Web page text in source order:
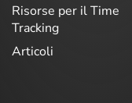
Risorse per il Time
Tracking
Articoli